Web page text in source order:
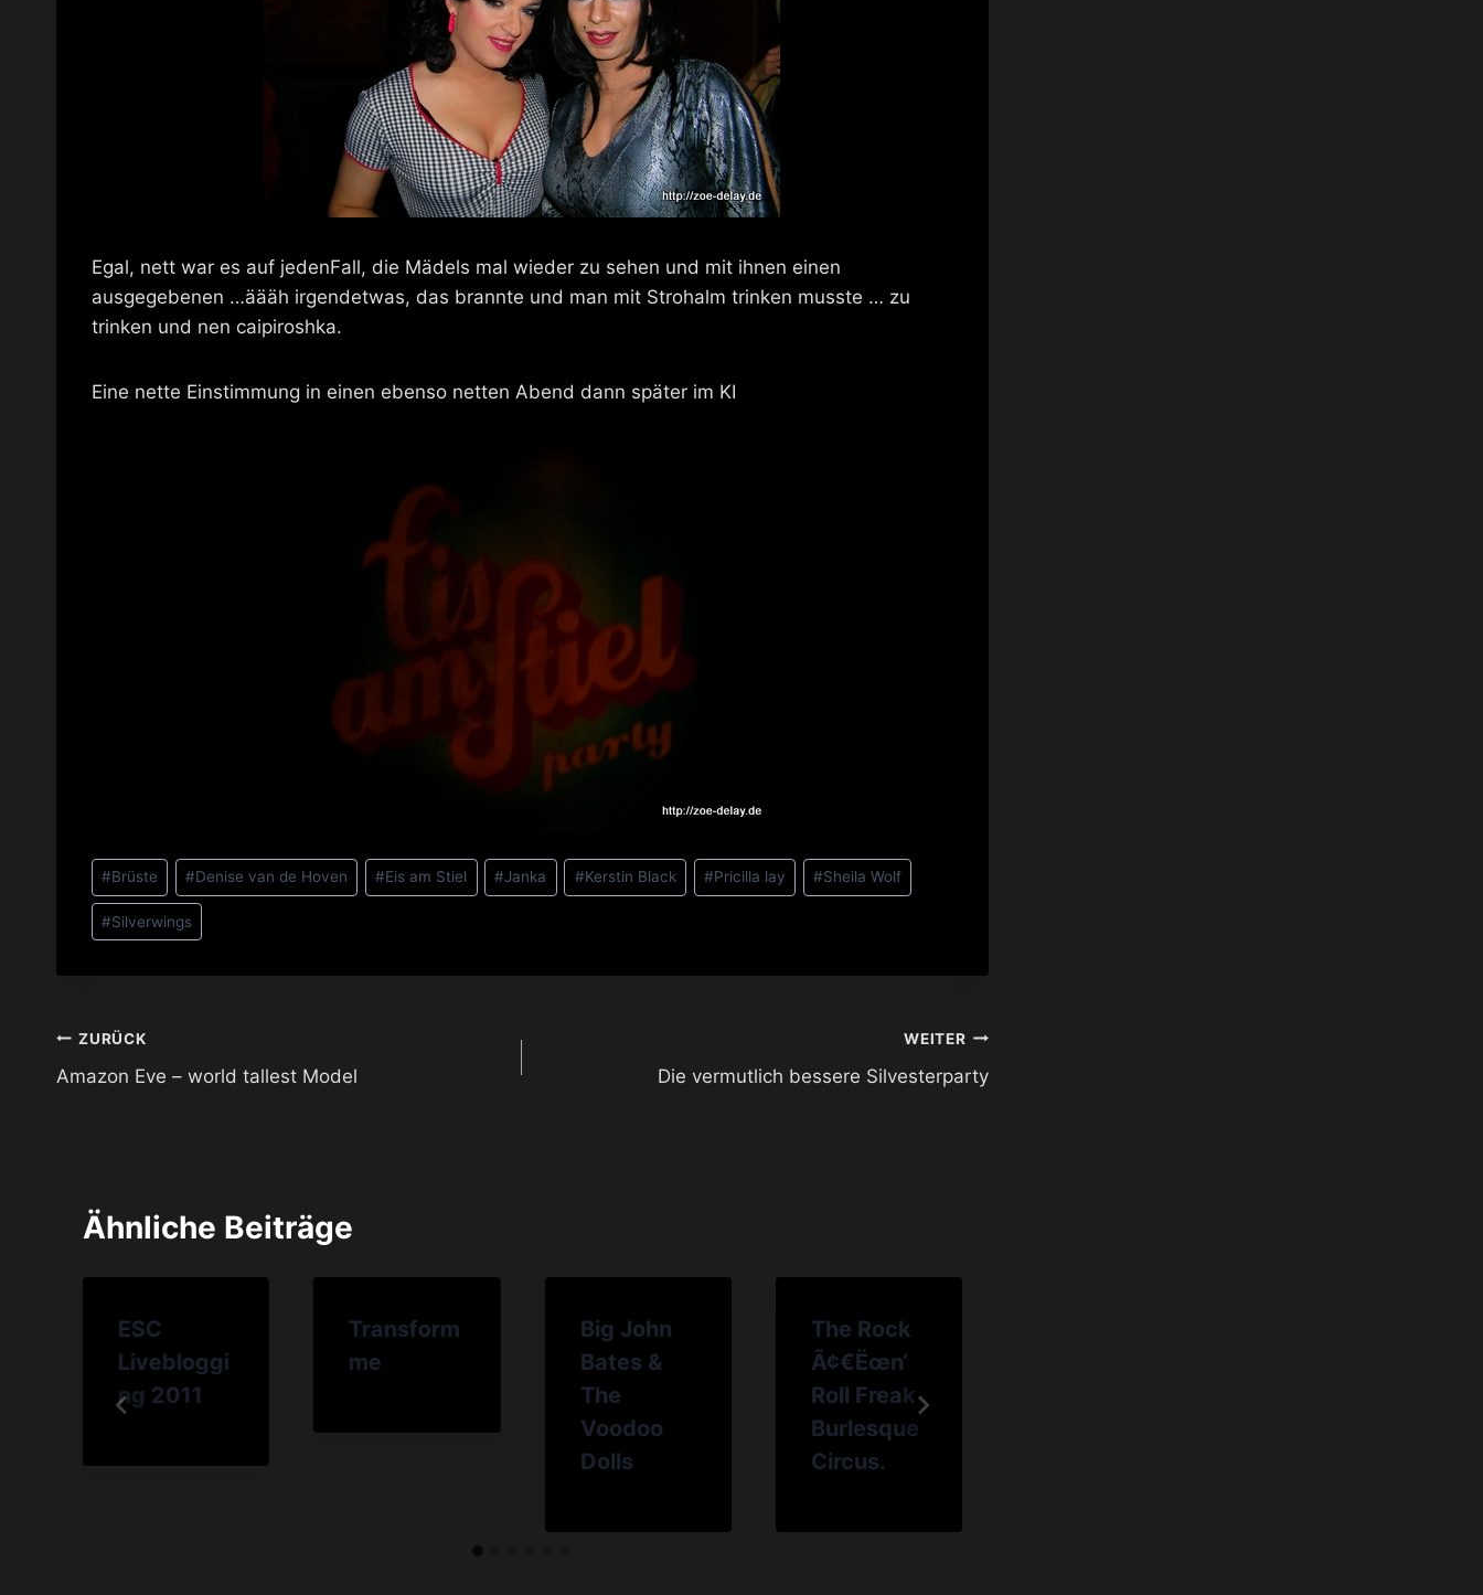
Egal, nett war es auf jedenFall, die Mädels mal wieder zu sehen und mit ihnen einen
ausgegebenen …äääh irgendetwas, das brannte und man mit Strohalm trinken musste … zu
trinken und nen caipiroshka.
Eine nette Einstimmung in einen ebenso netten Abend dann später im KI
Schlagworte:
#Brüste #Denise van de Hoven #Eis am Stiel #Janka #Kerstin Black #Pricilla lay #Sheila Wolf
#Silverwings
Beitragsnavigation
ZURÜCK
Amazon Eve – world tallest Model
WEITER
Die vermutlich bessere Silvesterparty
Ähnliche Beiträge
ESC
Livebloggi
ng 2011
Transform
me
Big John
Bates &
The
Voodoo
Dolls
The Rock
Ã¢€Ëœn‘
Roll Freak
Burlesque
Circus.